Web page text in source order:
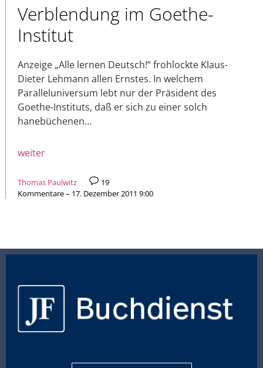
Verblendung im Goethe-
Institut
Anzeige „Alle lernen Deutsch!“ frohlockte Klaus-
Dieter Lehmann allen Ernstes. In welchem
Paralleluniversum lebt nur der Präsident des
Goethe-Instituts, daß er sich zu einer solch
hanebüchenen…
weiter
Thomas Paulwitz
19
Kommentare – 17. Dezember 2011 9:00